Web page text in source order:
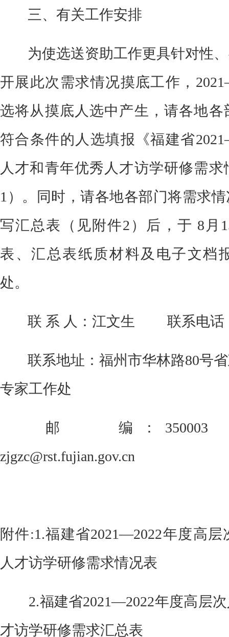
三、有关工作安排
为使选送资助工作更具针对性
开展此次需求情况摸底工作， 2021
选将从摸底人选中产生，请各地各
符合条件的人选填报《福建省2021
人才和青年优秀人才访学研修需求
1） 。同时，请各地各部门将需求
写汇总表
（见附件2） 后，于 8月
表、汇总表纸质材料及电子文档
处。
联 系 人：江文生 联系电话
联系地址：福州市华林路80号
专家工作处
邮 编： 350003
zjgzc@rst.fujian.gov.cn
附件:1.福建省2021—2022年度高层
人才访学研修需求情况表
2.福建省2021—2022年度高层
才访学研修需求汇总表